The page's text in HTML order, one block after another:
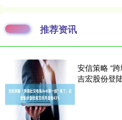
推荐资讯
安信策略 “
吉宏股份登